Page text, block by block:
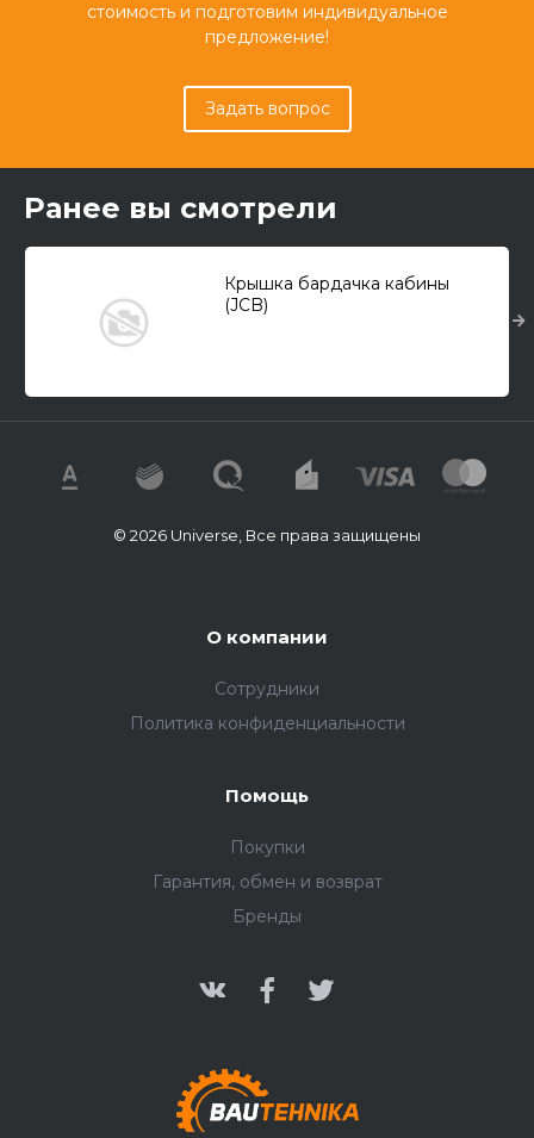
стоимость и подготовим индивидуальное
предложение!
Задать вопрос
Ранее вы смотрели
Крышка бардачка кабины
(JCB)
© 2026 Universe, Все права защищены
О компании
Сотрудники
Политика конфиденциальности
Помощь
Покупки
Гарантия, обмен и возврат
Бренды